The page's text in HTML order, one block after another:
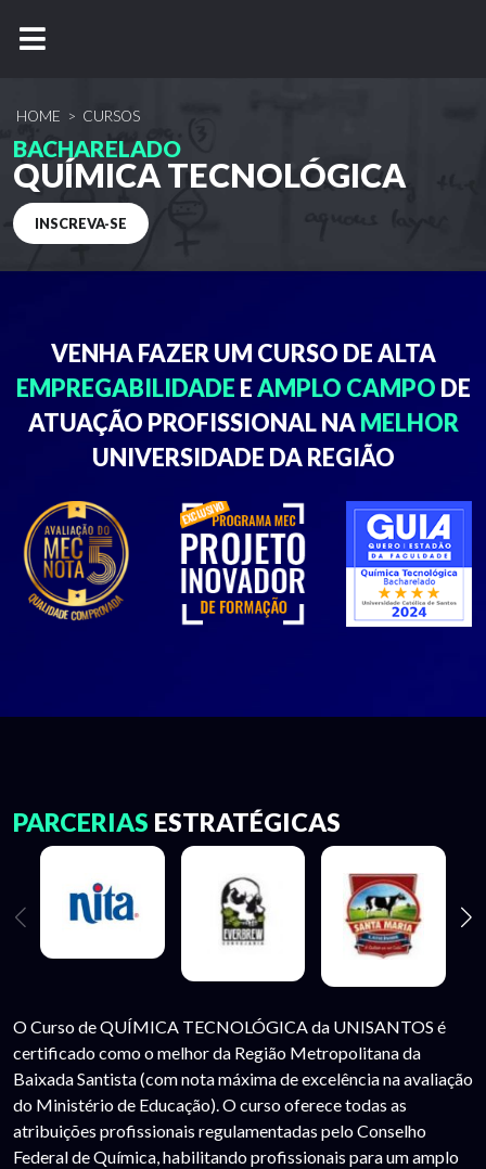
HOME > CURSOS
BACHARELADO
QUÍMICA TECNOLÓGICA
INSCREVA-SE
VENHA FAZER UM CURSO DEALTA
EMPREGABILIDADE EAMPLO CAMPO DE
ATUAÇÃO PROFISSIONAL NAMELHOR
UNIVERSIDADE DA REGIÃO
PARCERIAS ESTRATÉGICAS
O Curso de QUÍMICA TECNOLÓGICA da UNISANTOS é
certificado como o melhor da Região Metropolitana da
Baixada Santista (com nota máxima de excelência na avaliação
do Ministério de Educação). O curso oferece todas as
atribuições profissionais regulamentadas pelo Conselho
Federal de Química, habilitando profissionais para um amplo